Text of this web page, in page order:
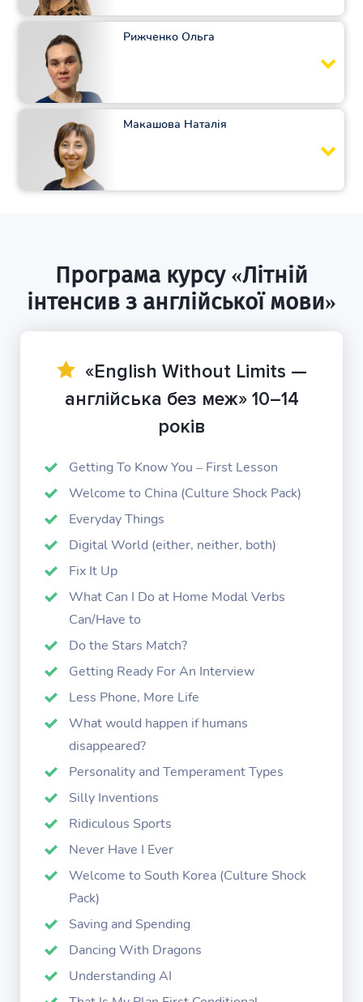
Рижченко Ольга
Макашова Наталія
Програма курсу «Літній
інтенсив з англійської мови»
«English Without Limits —
англійська без меж» 10–14
років
Getting To Know You – First Lesson
Welcome to China (Culture Shock Pack)
Everyday Things
Digital World (either, neither, both)
Fix It Up
What Can I Do at Home Modal Verbs
Can/Have to
Do the Stars Match?
Getting Ready For An Interview
Less Phone, More Life
What would happen if humans
disappeared?
Personality and Temperament Types
Silly Inventions
Ridiculous Sports
Never Have I Ever
Welcome to South Korea (Culture Shock
Pack)
Saving and Spending
Dancing With Dragons
Understanding AI